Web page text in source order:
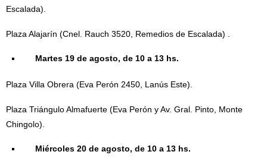
Escalada).
Plaza Alajarín (Cnel. Rauch 3520, Remedios de Escalada) .
Martes 19 de agosto, de 10 a 13 hs.
Plaza Villa Obrera (Eva Perón 2450, Lanús Este).
Plaza Triángulo Almafuerte (Eva Perón y Av. Gral. Pinto, Monte
Chingolo).
Miércoles 20 de agosto, de 10 a 13 hs.